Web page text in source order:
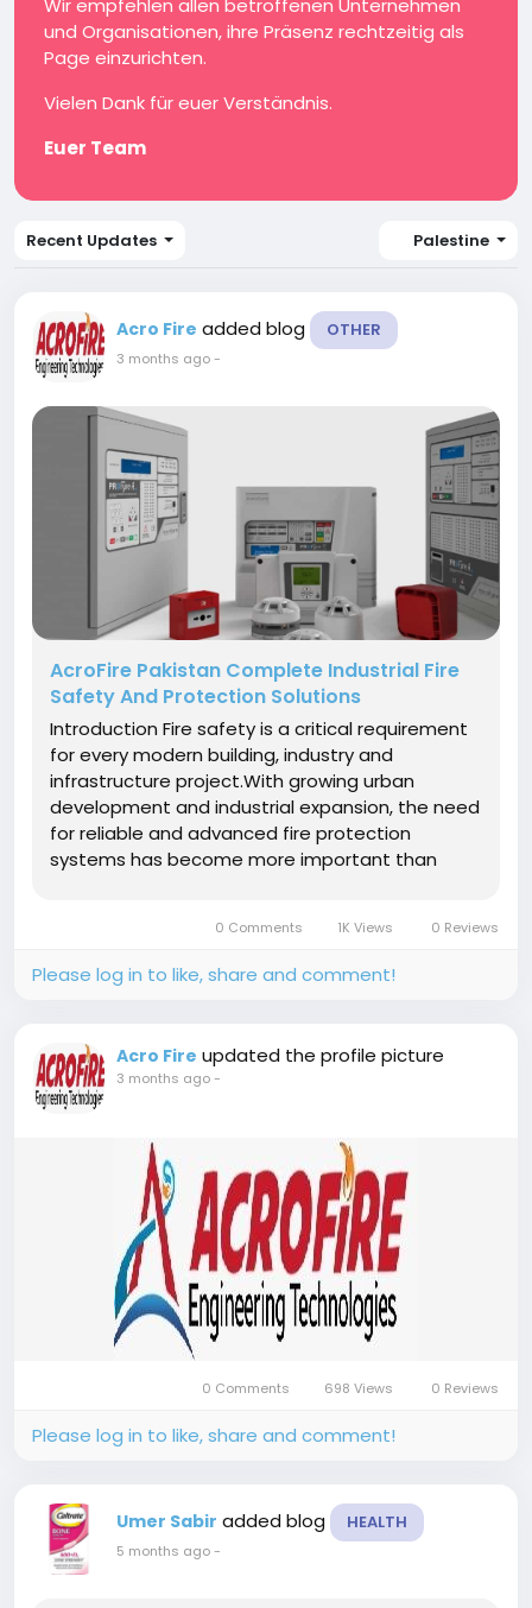
Wir empfehlen allen betroffenen Unternehmen
und Organisationen, ihre Präsenz rechtzeitig als
Page einzurichten.
Vielen Dank für euer Verständnis.
Euer Team
Recent Updates Palestine
Acro Fire added blog OTHER
3 months ago-
AcroFire Pakistan Complete Industrial Fire
Safety And Protection Solutions
Introduction Fire safety is a critical requirement
for every modern building, industry and
infrastructure project.With growing urban
development and industrial expansion, the need
for reliable and advanced fire protection
systems has become more important than
engineering, design, manufacturing and...
0 Comments 1K Views 0 Reviews
Please log in to like, share and comment!
Acro Fire updated the profile picture
3 months ago-
0 Comments 698 Views 0 Reviews
Please log in to like, share and comment!
Umer Sabir added blog HEALTH
5 months ago-